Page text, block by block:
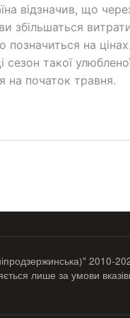
відзначив, що
збільшаться
на
такої
на початок травня.
2010-
лише за умови